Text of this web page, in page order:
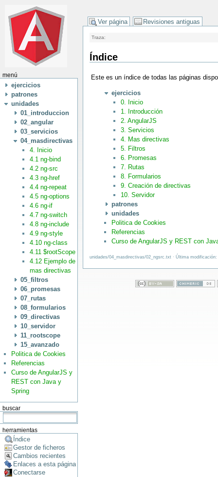
menú
ejercicios
patrones
unidades
01_introduccion
02_angular
03_servicios
04_masdirectivas
4. Inicio
4.1 ng-bind
4.2 ng-src
4.3 ng-href
4.4 ng-repeat
4.5 ng-options
4.6 ng-if
4.7 ng-switch
4.8 ng-include
4.9 ng-style
4.10 ng-class
4.11 $rootScope
4.12 Ejemplo de
mas directivas
05_filtros
06_promesas
07_rutas
08_formularios
09_directivas
10_servidor
11_rootscope
15_avanzado
Politica de Cookies
Referencias
Curso de AngularJS y
REST con Java y
Spring
buscar
herramientas
Índice
Gestor de ficheros
Cambios recientes
Enlaces a esta página
Conectarse
Ver página Revisiones antiguas
Traza:
Índice
Este es un índice de todas las páginas
ejercicios
0. Inicio
1. Introducción
2. AngularJS
3. Servicios
4. Mas directivas
5. Filtros
6. Promesas
7. Rutas
8. Formularios
9. Creación de directivas
10. Servidor
patrones
unidades
Politica de Cookies
Referencias
Curso de AngularJS y REST con
unidades/04_masdirectivas/02_ngsrc.txt · Última